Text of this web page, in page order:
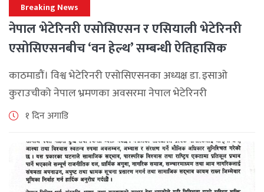
Breaking News
नेपाल भेटेरिनरी एसोसिएसन र एसियाली भेटेरिनरी
एसोसिएसनबीच ‘वन हेल्थ’ सम्बन्धी ऐतिहासिक
समझदारी
काठमाडौं। विश्व भेटेरिनरी एसोसिएसनका अध्यक्ष डा. इसाओ
कुराउचीको नेपाल भ्रमणका अवसरमा नेपाल भेटेरिनरी
एसोसिएसनले अन्तर्राष्ट्रिय सहकार्यलाई नयाँ उचाइमा पुर्‍याउँदै
जनाएको छ। भ्रमणका क्रममा विश्व [...]
१ दिन अगाडि